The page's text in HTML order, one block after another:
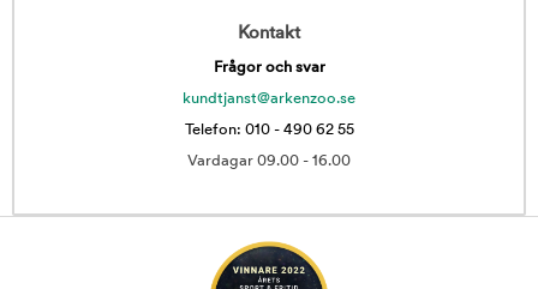
Kontakt
Frågor och svar
kundtjanst@arkenzoo.se
Telefon: 010 - 490 62 55
Vardagar 09.00 - 16.00